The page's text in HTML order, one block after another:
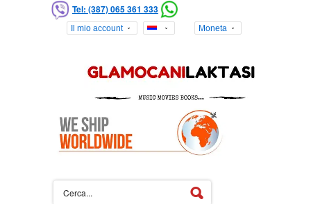
Tel: (387) 065 361 333
Il mio account Moneta